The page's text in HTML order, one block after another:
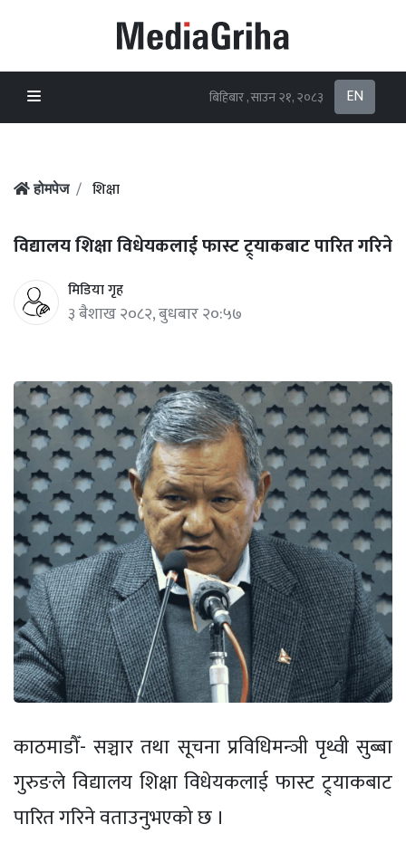
बिहिबार , साउन २१, २०८३ EN
होमपेज शिक्षा
विद्यालय शिक्षा विधेयकलाई फास्ट ट्र्याकबाट पारित गरिने
मिडिया गृह
३ बैशाख २०८२, बुधबार २०:५७
काठमाडौँ- सञ्चार तथा सूचना प्रविधिमन्ञी पृथ्वी सुब्बा
गुरुङले विद्यालय शिक्षा विधेयकलाई फास्ट ट्र्याकबाट
पारित गरिने वताउनुभएको छ ।